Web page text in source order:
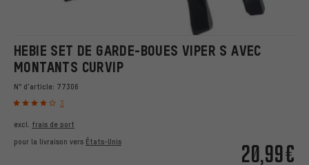
HEBIE SET DE GARDE-BOUES VIPER S AVEC
MONTANTS CURVIP
N° d'article: 77306
3
20,99€
excl. frais de port
pour la livraison vers États-Unis